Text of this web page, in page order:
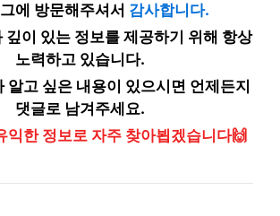
에 방문해주셔서 감사합니다.
깊이 있는 정보를 제공하기 위해 항상
노력하고 있습니다.
알고 싶은 내용이 있으시면 언제든지
댓글로 남겨주세요.
익한 정보로 자주 찾아뵙겠습니다🙌